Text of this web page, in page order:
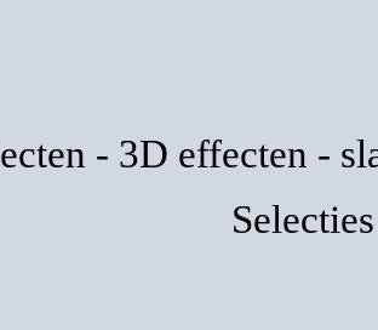
- 3D effecten -